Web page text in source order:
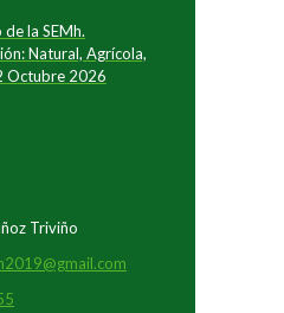
la SEMh.
Natural, Agrícola,
Octubre 2026
Triviño